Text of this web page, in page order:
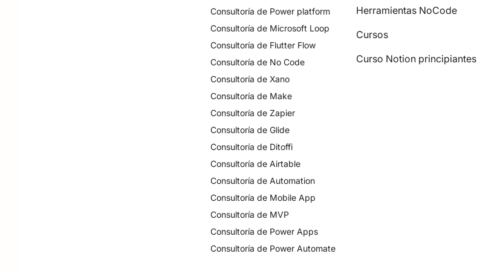
Consultoría de Power platform
Consultoría de Microsoft Loop
Consultoría de Flutter Flow
Consultoría de No Code
Consultoría de Xano
Consultoría de Make
Consultoría de Zapier
Consultoría de Glide
Consultoría de Ditoffi
Consultoría de Airtable
Consultoría de Automation
Consultoría de Mobile App
Consultoría de MVP
Consultoría de Power Apps
Consultoría de Power Automate
Herramientas NoCode
Cursos
Curso Notion principiantes